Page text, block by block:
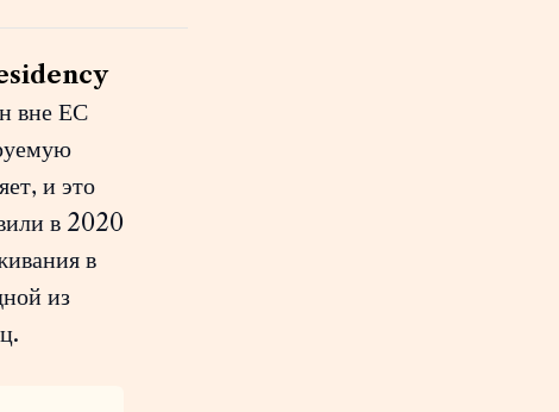
вне ЕС
и это
в 2020
в
из